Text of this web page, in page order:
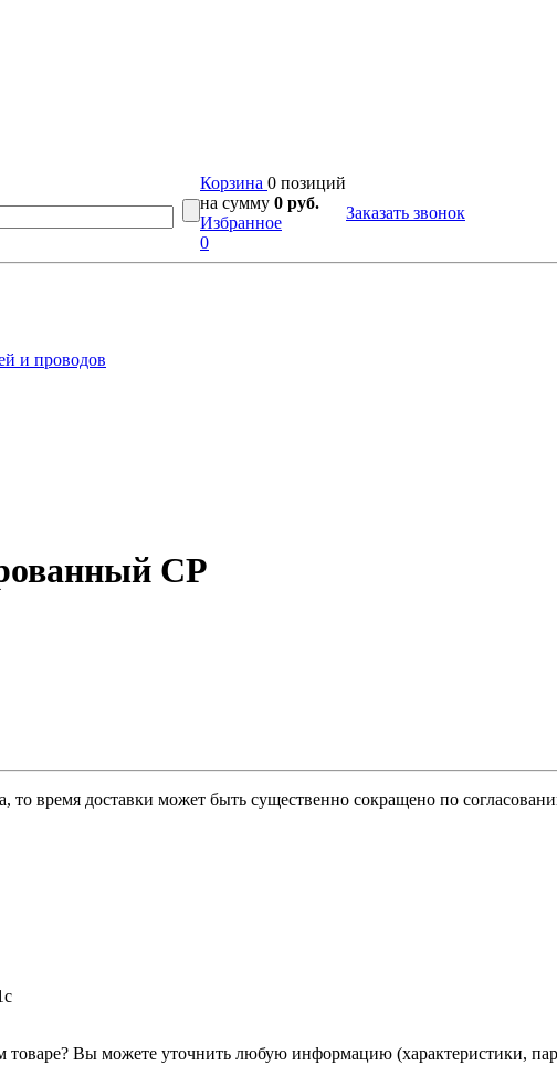
Корзина 0 позиций
на сумму 0 руб.
Избранное
0
Заказать звонок
и проводов
CP
то время доставки может быть существенно сокращено по
Вы можете уточнить любую информацию (характеристики,